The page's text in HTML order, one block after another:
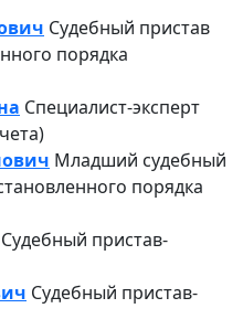
Судебный пристав
порядка
Специалист-эксперт
Младший судебный
порядка
Судебный пристав-
Судебный пристав-